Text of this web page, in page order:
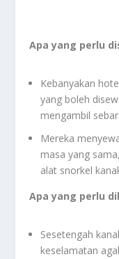
Apa yang perlu
Kebanyakan
yang boleh
mengambil
Mereka
masa yang
alat snorkel
Apa yang perlu
Sesetengah
keselamatan